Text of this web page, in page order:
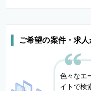
ご希望の案件・求
色々なエ
イトで検